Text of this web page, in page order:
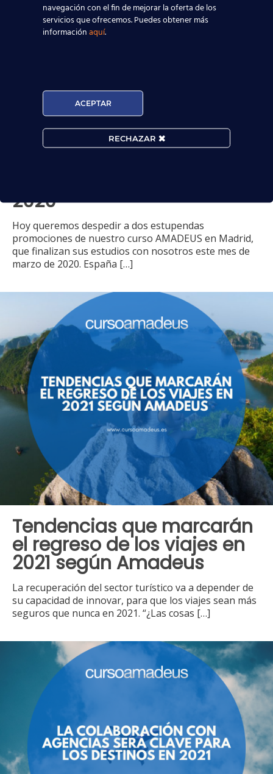
Las promociones 9T y 10M
del curso AMADEUS en
2020
Hoy queremos despedir a dos estupendas
promociones de nuestro curso AMADEUS en Madrid,
que finalizan sus estudios con nosotros este mes de
marzo de 2020. España […]
Tendencias que marcarán
el regreso de los viajes en
2021 según Amadeus
La recuperación del sector turístico va a depender de
su capacidad de innovar, para que los viajes sean más
seguros que nunca en 2021. “¿Las cosas […]
navegación con el fin de mejorar la oferta de los
servicios que ofrecemos. Puedes obtener más
informaciónaquí.
ACEPTAR
RECHAZAR